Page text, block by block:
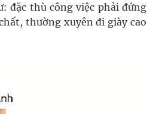
đặc thù công việc phải đứng
thường xuyên đi giày cao